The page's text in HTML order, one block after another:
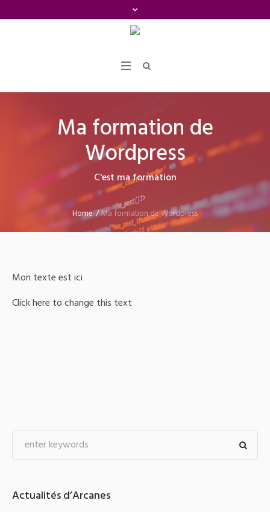
Ma formation de
Wordpress
C'est ma formation
Home /Ma formation de Wordpress
Mon texte est ici
Click here to change this text
Actualités d’Arcanes